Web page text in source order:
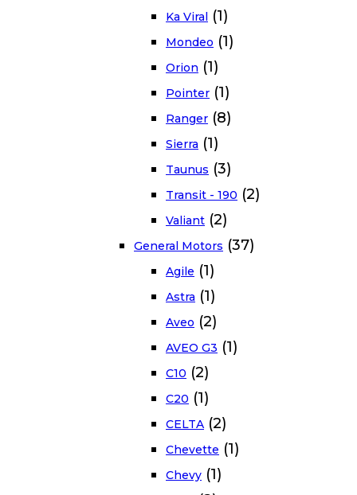
Ka Viral (1)
Mondeo (1)
Orion (1)
Pointer (1)
Ranger (8)
Sierra (1)
Taunus (3)
Transit - 190 (2)
Valiant (2)
General Motors (37)
Agile (1)
Astra (1)
Aveo (2)
AVEO G3 (1)
C10 (2)
C20 (1)
CELTA (2)
Chevette (1)
Chevy (1)